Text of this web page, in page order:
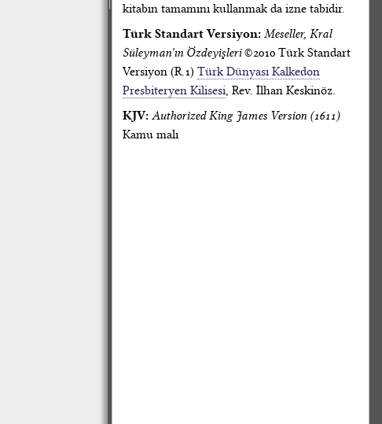
kitabın tamamını kullanmak da izne tabidir.
Türk Standart Versiyon: Meseller, Kral
Süleyman'ın Özdeyişleri©2010 Türk Standart
Versiyon (R.1) Türk Dünyası Kalkedon
Presbiteryen Kilisesi, Rev. İlhan Keskinöz.
KJV: Authorized King James Version (1611)
Kamu malı